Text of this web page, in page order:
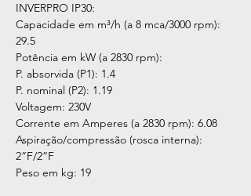
INVERPRO IP30:
Capacidade em m³/h (a 8 mca/3000 rpm):
29.5
Potência em kW (a 2830 rpm):
P. absorvida (P1): 1.4
P. nominal (P2): 1.19
Voltagem: 230V
Corrente em Amperes (a 2830 rpm): 6.08
Aspiração/compressão (rosca interna):
2”F/2”F
Peso em kg: 19